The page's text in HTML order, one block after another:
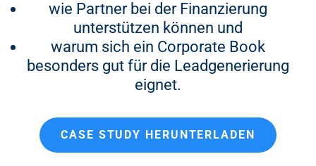
wie Partner bei der Finanzierung
unterstützen können und
warum sich ein Corporate Book
besonders gut für die Leadgenerierung
eignet.
CASE STUDY HERUNTERLADEN